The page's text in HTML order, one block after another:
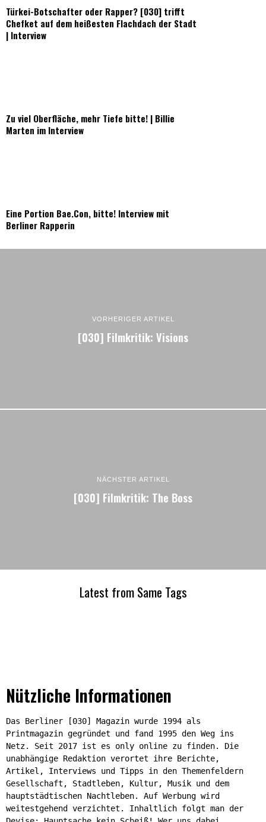
Türkei-Botschafter oder Rapper? [030] trifft
Chefket auf dem heißesten Flachdach der Stadt
| Interview
Zu viel Oberfläche, mehr Tiefe bitte! | Billie
Marten im Interview
Eine Portion Bae.Con, bitte! Interview mit
Berliner Rapperin
VORHERIGER ARTIKEL
[030] Filmkritik: Visions
NÄCHSTER ARTIKEL
[030] Filmkritik: The Boss
Latest from Same Tags
Nützliche Informationen
Das Berliner [030] Magazin wurde 1994 als
Printmagazin gegründet und fand 1995 den Weg ins
Netz. Seit 2017 ist es only online zu finden. Die
unabhängige Redaktion verortet ihre Berichte,
Artikel, Interviews und Tipps in den Themenfeldern
Gesellschaft, Stadtleben, Kultur, Musik und dem
hauptstädtischen Nachtleben. Auf Werbung wird
weitestgehend verzichtet. Inhaltlich folgt man der